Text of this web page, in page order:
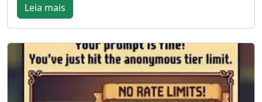
Leia mais